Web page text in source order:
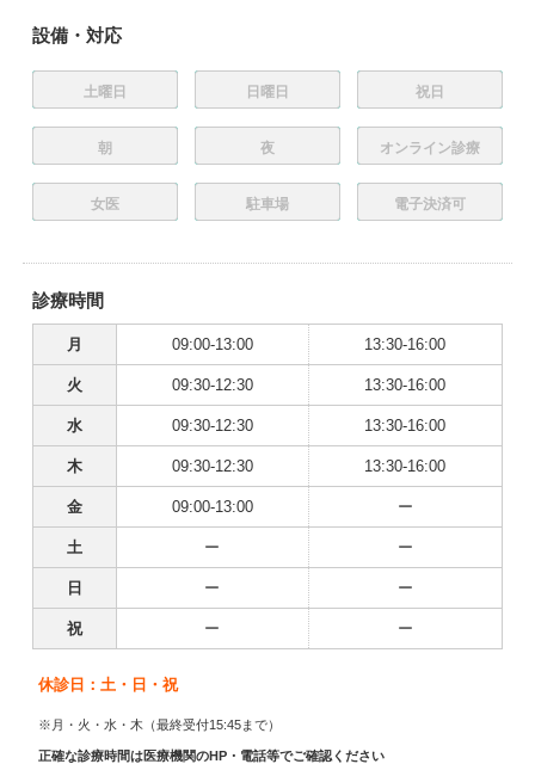
設備・対応
土曜日 日曜日 祝日
朝 夜 オンライン診療
女医 駐車場 電子決済可
診療時間
月 09:00-13:00 13:30-16:00
火 09:30-12:30 13:30-16:00
水 09:30-12:30 13:30-16:00
木 09:30-12:30 13:30-16:00
金 09:00-13:00 ー
土 ー ー
日 ー ー
祝 ー ー
休診日：土・日・祝
※月・火・水・木（最終受付15:45まで）
正確な診療時間は医療機関のHP・電話等でご確認ください